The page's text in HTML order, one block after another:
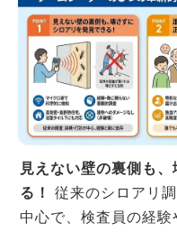
見えない壁の裏側も
る！
従来のシロアリ
中心で、検査員の経